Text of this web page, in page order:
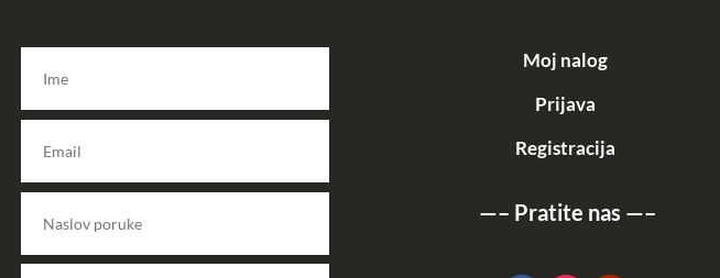
Moj nalog
Prijava
Registracija
—– Pratite nas —–